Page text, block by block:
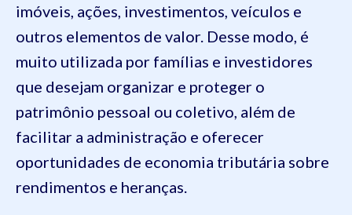
imóveis, ações, investimentos, veículos e
outros elementos de valor. Desse modo, é
muito utilizada por famílias e investidores
que desejam organizar e proteger o
patrimônio pessoal ou coletivo, além de
facilitar a administração e oferecer
oportunidades de economia tributária sobre
rendimentos e heranças.